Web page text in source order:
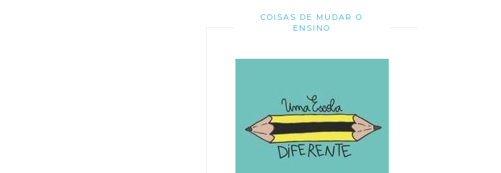
COISAS DE MUDAR O
ENSINO